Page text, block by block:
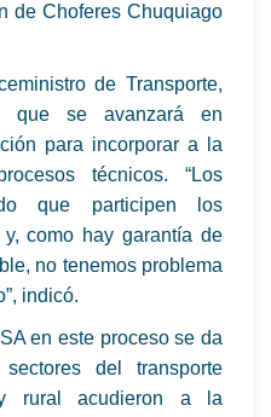
de Choferes Chuquiago
de Transporte,
que se avanzará en
para incorporar a la
técnicos. “Los
que participen los
como hay garantía de
no tenemos problema
indicó.
en este proceso se da
del transporte
y rural acudieron a la